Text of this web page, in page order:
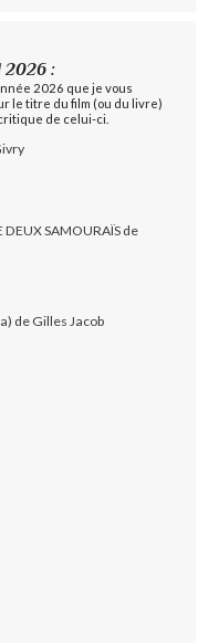
2026 :
2026 que je vous
le titre du film (ou du livre)
de celui-ci.
DEUX SAMOURAÏS de
de Gilles Jacob